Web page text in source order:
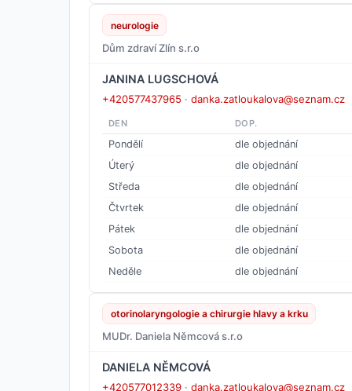
neurologie
Dům zdraví Zlín s.r.o
JANINA LUGSCHOVÁ
+420577437965 · danka.zatloukalova@seznam.cz
DEN DOP.
Pondělí
dle objednání
Úterý
dle objednání
Středa
dle objednání
Čtvrtek
dle objednání
Pátek
dle objednání
Sobota
dle objednání
Neděle
dle objednání
otorinolaryngologie a chirurgie hlavy a krku
MUDr. Daniela Němcová s.r.o
DANIELA NĚMCOVÁ
+420577012339 · danka.zatloukalova@seznam.cz